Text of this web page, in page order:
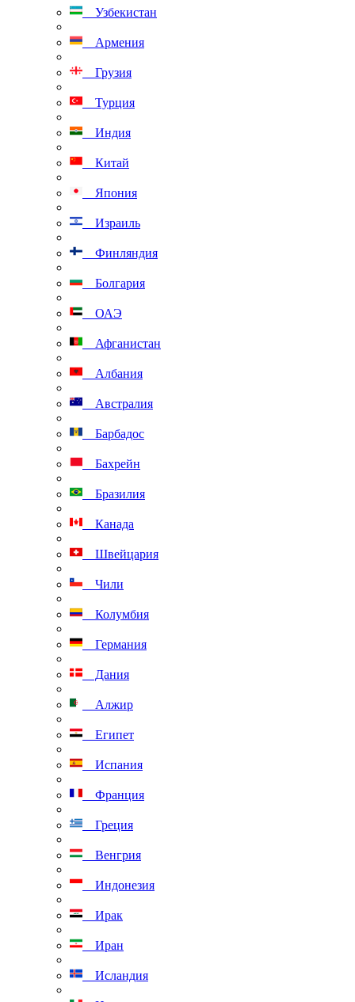
Узбекистан
Армения
Грузия
Турция
Индия
Китай
Япония
Израиль
Финляндия
Болгария
ОАЭ
Афганистан
Албания
Австралия
Барбадос
Бахрейн
Бразилия
Канада
Швейцария
Чили
Колумбия
Германия
Дания
Алжир
Египет
Испания
Франция
Греция
Венгрия
Индонезия
Ирак
Иран
Исландия